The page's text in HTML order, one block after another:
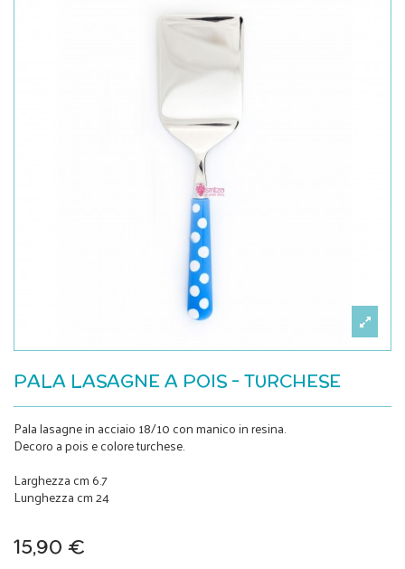
PALA LASAGNE A POIS - TURCHESE
Pala lasagne in acciaio 18/10 con manico in resina.
Decoro a pois e colore turchese.
Larghezza cm 6.7
Lunghezza cm 24
15,90 €